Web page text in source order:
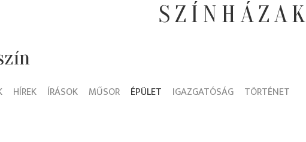
SZÍNHÁZAK
HÍREK ÍRÁSOK MŰSOR ÉPÜLET IGAZGATÓSÁG TÖRTÉNET